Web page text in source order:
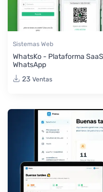
Sistemas Web
WhatsKo - Plataforma
WhatsApp
23 Ventas